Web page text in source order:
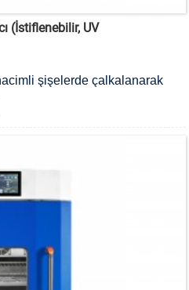
(İstiflenebilir, UV
şişelerde çalkalanarak
istiflenebilir inkübatör